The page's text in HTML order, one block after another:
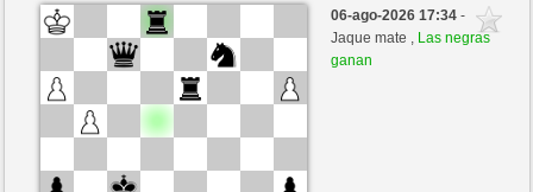
Blancas
Fliese (1251) (-18)
Tiempo: 9 minutes/side + 9 seconds/move
Esta partida es por puntos
06-ago-2026 17:34-
Jaque mate , Las negras
ganan